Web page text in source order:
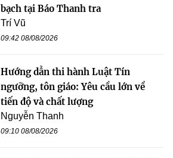
bạch tại Báo Thanh tra
Trí Vũ
09:42 08/08/2026
Hướng dẫn thi hành Luật Tín
ngưỡng, tôn giáo: Yêu cầu lớn về
tiến độ và chất lượng
Nguyễn Thanh
09:10 08/08/2026